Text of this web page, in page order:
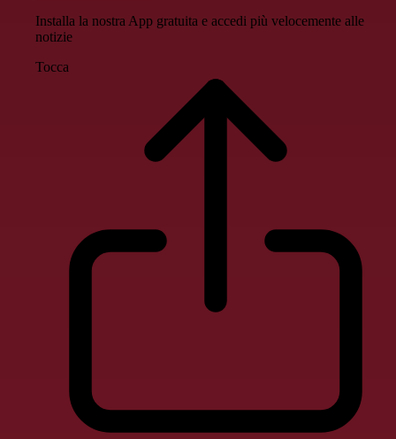
Installa la nostra App gratuita e accedi più velocemente alle
notizie
Tocca